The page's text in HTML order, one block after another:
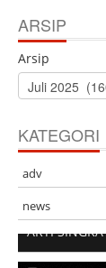
ARSIP
Arsip
KATEGORI
adv
news
ARTI